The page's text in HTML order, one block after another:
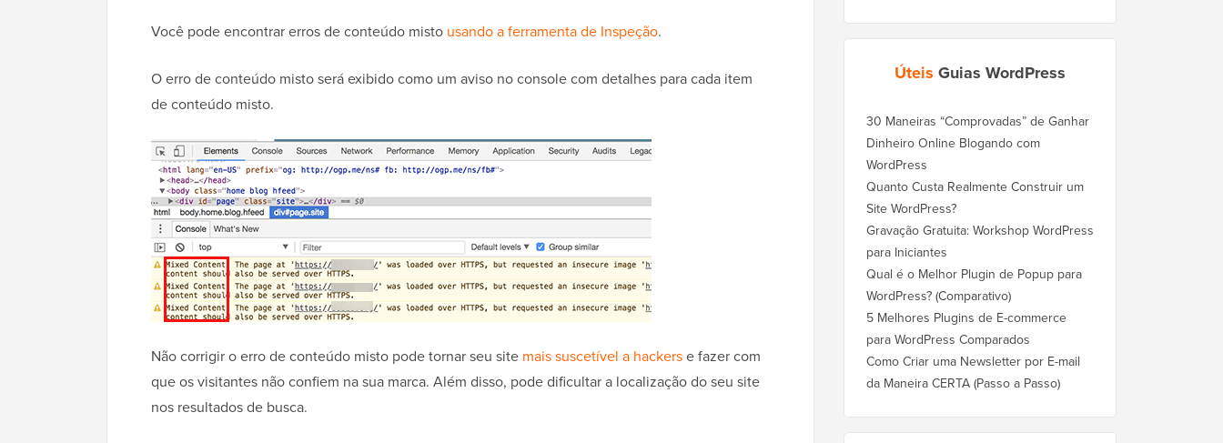
Você pode encontrar erros de conteúdo misto usando a ferramenta de Inspeção.
O erro de conteúdo misto será exibido como um aviso no console com detalhes para cada item
de conteúdo misto.
Não corrigir o erro de conteúdo misto pode tornar seu site mais suscetível a hackerse fazer com
que os visitantes não confiem na sua marca. Além disso, pode dificultar a localização do seu site
nos resultados de busca.
Úteis Guias WordPress
30 Maneiras “Comprovadas” de Ganhar
Dinheiro Online Blogando com
WordPress
Quanto Custa Realmente Construir um
Site WordPress?
Gravação Gratuita: Workshop WordPress
para Iniciantes
Qual é o Melhor Plugin de Popup para
WordPress? (Comparativo)
5 Melhores Plugins de E-commerce
para WordPress Comparados
Como Criar uma Newsletter por E-mail
da Maneira CERTA (Passo a Passo)